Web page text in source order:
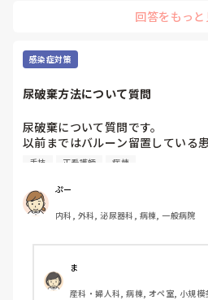
大丈夫、もうあの人とは関わらない
大丈夫、大丈夫…。
私はまだここにいた。
抜け出せてなかったんだ。
的に照らして振り返ることで、重
要な内容を選べるよう支援するとよ
回答をもっと
感染症対策
尿破棄方法について質問
尿破棄について質問です。
以前まではバルーン留置している
イレに破棄する形でしたが、感染
物処理室に持っていくという非効
破棄人数は10人近くになるので病
する形に。結果尿破棄に時間がか
ットしワゴン下段に乗せて破棄し
理室で破棄してたのでその方法は
ます。もちろん汚物見えないよう
手技 正看護師 病棟
ぷー
内科, 外科, 泌尿器科, 病棟, 一般病院
ま
産科・婦人科, 病棟, オペ室, 小規模